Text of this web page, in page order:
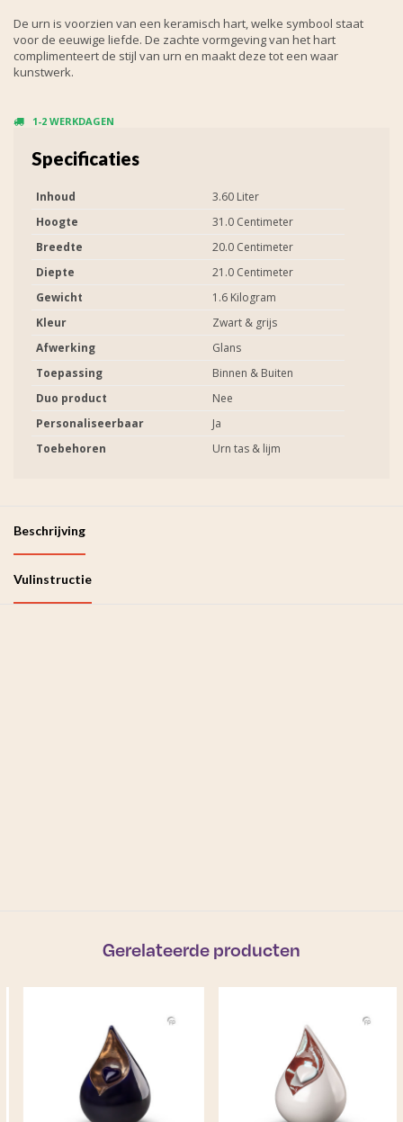
De urn is voorzien van een keramisch hart, welke symbool staat
voor de eeuwige liefde. De zachte vormgeving van het hart
complimenteert de stijl van urn en maakt deze tot een waar
kunstwerk.
1-2 WERKDAGEN
Specificaties
Inhoud
3.60 Liter
Hoogte
31.0 Centimeter
Breedte
20.0 Centimeter
Diepte
21.0 Centimeter
Gewicht
1.6 Kilogram
Kleur
Zwart & grijs
Afwerking
Glans
Toepassing
Binnen & Buiten
Duo product
Nee
Personaliseerbaar
Ja
Toebehoren
Urn tas & lijm
Beschrijving
Vulinstructie
Gerelateerde producten